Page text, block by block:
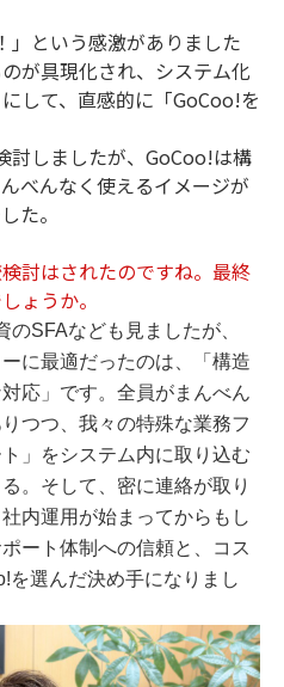
という感激がありました
が具現化され、システム化
して、直感的に「GoCoo!を
しましたが、GoCoo!は構
べんなく使えるイメージが
た。
討はされたのですね。最終
ょうか。
のSFAなども見ましたが、
に最適だったのは、「構造
応」です。全員がまんべん
つつ、我々の特殊な業務フ
」をシステム内に取り込む
。そして、密に連絡が取り
内運用が始まってからもし
ート体制への信頼と、コス
を選んだ決め手になりまし